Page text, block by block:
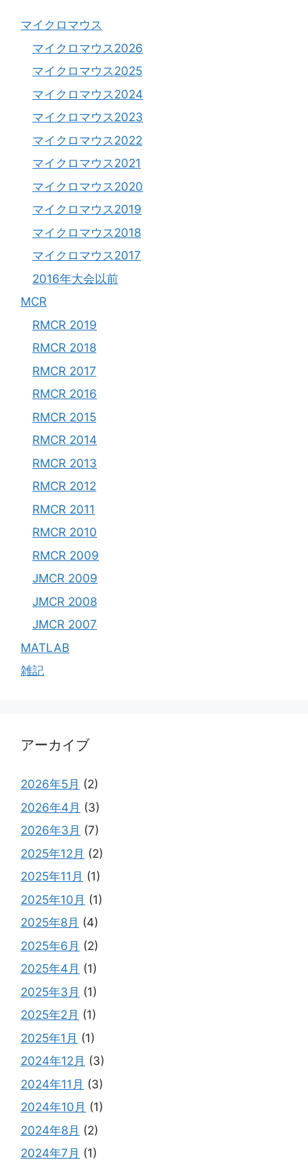
マイクロマウス
マイクロマウス2026
マイクロマウス2025
マイクロマウス2024
マイクロマウス2023
マイクロマウス2022
マイクロマウス2021
マイクロマウス2020
マイクロマウス2019
マイクロマウス2018
マイクロマウス2017
2016年大会以前
MCR
RMCR 2019
RMCR 2018
RMCR 2017
RMCR 2016
RMCR 2015
RMCR 2014
RMCR 2013
RMCR 2012
RMCR 2011
RMCR 2010
RMCR 2009
JMCR 2009
JMCR 2008
JMCR 2007
MATLAB
雑記
アーカイブ
2026年5月 (2)
2026年4月 (3)
2026年3月 (7)
2025年12月 (2)
2025年11月 (1)
2025年10月 (1)
2025年8月 (4)
2025年6月 (2)
2025年4月 (1)
2025年3月 (1)
2025年2月 (1)
2025年1月 (1)
2024年12月 (3)
2024年11月 (3)
2024年10月 (1)
2024年8月 (2)
2024年7月 (1)